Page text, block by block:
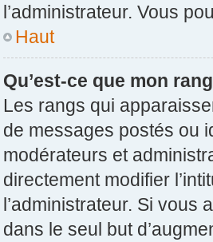
l’administrateur. Vous
Haut
Qu’est-ce que mon
Les rangs qui
de messages postés ou
modérateurs et
directement modifier
l’administrateur. Si vous
dans le seul but